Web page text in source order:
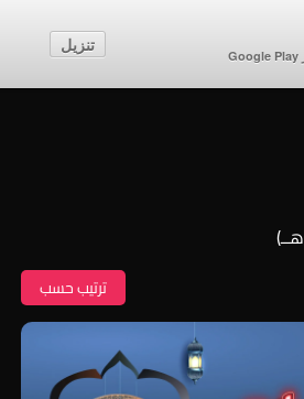
تنزيل
إنشاء حساب
ترتيب حسب